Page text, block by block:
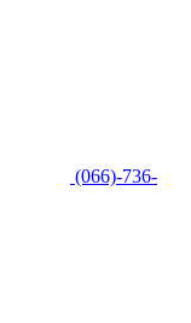
(066)-736-